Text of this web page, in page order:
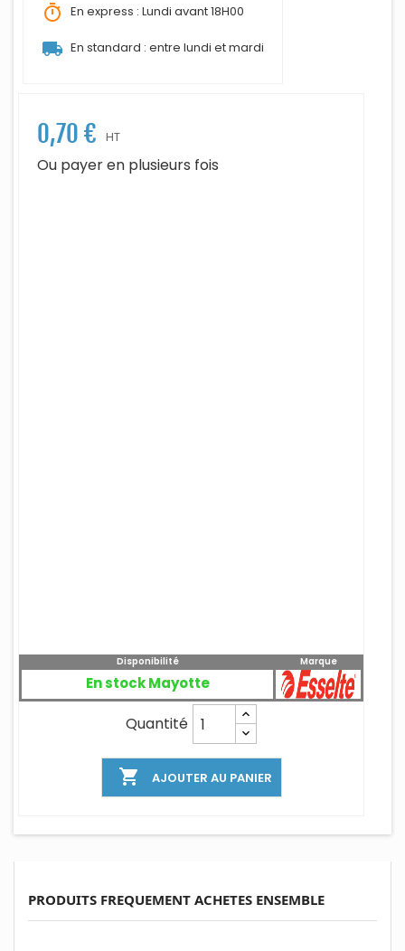
timer En express : Lundi avant 18H00
local_shipping En standard : entre lundi et mardi
0,70 € HT
Ou payer en plusieurs fois
Disponibilité
En stock Mayotte
Marque
Quantité
 AJOUTER AU PANIER
PRODUITS FREQUEMENT ACHETES ENSEMBLE